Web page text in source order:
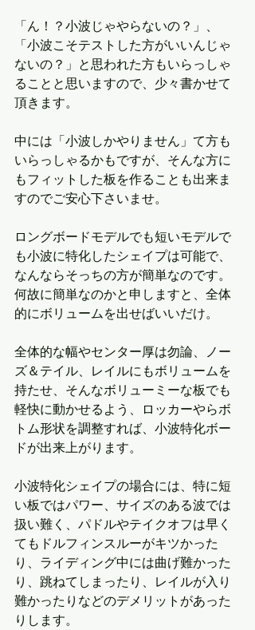
「ん！？小波じゃやらないの？」、
「小波こそテストした方がいいんじゃ
ないの？」と思われた方もいらっしゃ
ることと思いますので、少々書かせて
頂きます。
中には「小波しかやりません」て方も
いらっしゃるかもですが、そんな方に
もフィットした板を作ることも出来ま
すのでご安心下さいませ。
ロングボードモデルでも短いモデルで
も小波に特化したシェイプは可能で、
なんならそっちの方が簡単なのです。
何故に簡単なのかと申しますと、全体
的にボリュームを出せばいいだけ。
全体的な幅やセンター厚は勿論、ノー
ズ＆テイル、レイルにもボリュームを
持たせ、そんなボリューミーな板でも
軽快に動かせるよう、ロッカーやらボ
トム形状を調整すれば、小波特化ボー
ドが出来上がります。
小波特化シェイプの場合には、特に短
い板ではパワー、サイズのある波では
扱い難く、パドルやテイクオフは早く
てもドルフィンスルーがキツかった
り、ライディング中には曲げ難かった
り、跳ねてしまったり、レイルが入り
難かったりなどのデメリットがあった
りします。